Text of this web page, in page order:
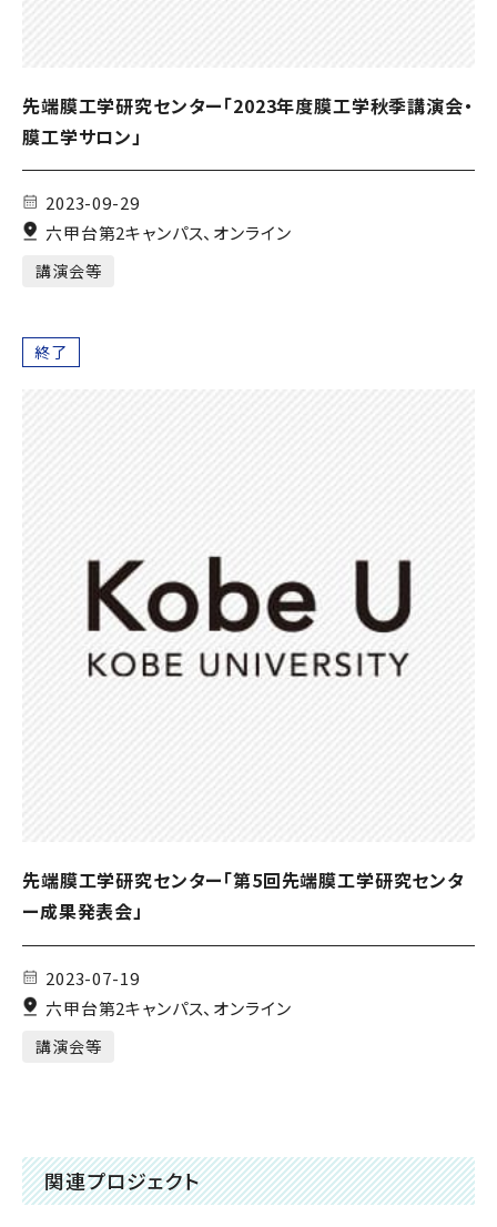
先端膜工学研究センター「2023年度膜工学秋季講演会・
膜工学サロン」
2023-09-29
六甲台第2キャンパス、オンライン
講演会等
終了
先端膜工学研究センター「第5回先端膜工学研究センタ
ー成果発表会」
2023-07-19
六甲台第2キャンパス、オンライン
講演会等
関連プロジェクト